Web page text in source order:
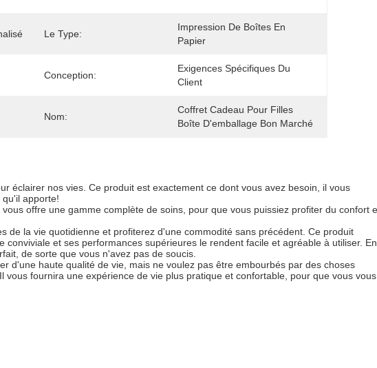
Le Type:
Impression De Boîtes En
Papier
Conception:
Exigences Spécifiques Du
Client
Nom:
Coffret Cadeau Pour Filles
Boîte D'emballage Bon Marché
éclairer nos vies. Ce produit est exactement ce dont vous avez besoin, il vous
apporte!
offre une gamme complète de soins, pour que vous puissiez profiter du confort
de la vie quotidienne et profiterez d'une commodité sans précédent. Ce produit
et ses performances supérieures le rendent facile et agréable à utiliser. En
de sorte que vous n'avez pas de soucis.
d'une haute qualité de vie, mais ne voulez pas être embourbés par des choses
fournira une expérience de vie plus pratique et confortable, pour que vous vous